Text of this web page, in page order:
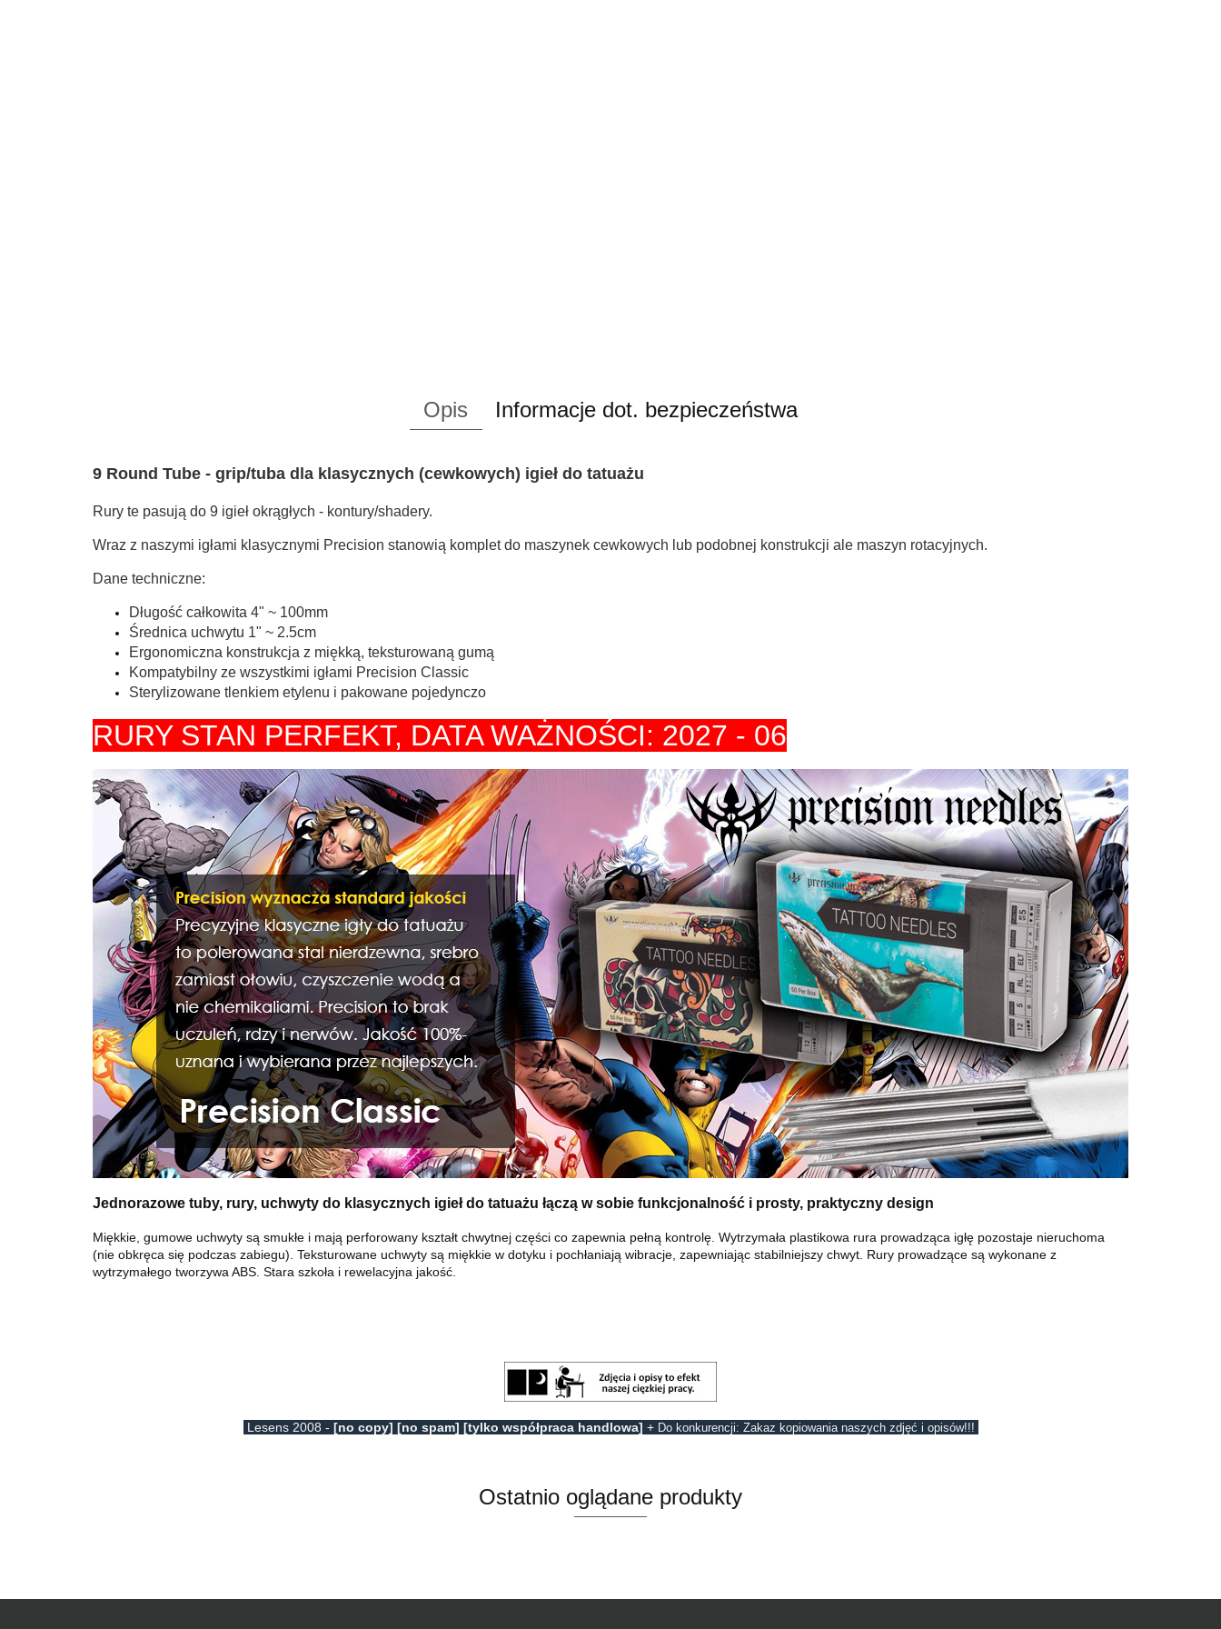
Opis Informacje dot. bezpieczeństwa
9 Round Tube - grip/tuba dla klasycznych (cewkowych) igieł do tatuażu
Rury te pasują do 9 igieł okrągłych - kontury/shadery.
Wraz z naszymi igłami klasycznymi Precision stanowią komplet do maszynek cewkowych lub podobnej konstrukcji ale maszyn rotacyjnych.
Dane techniczne:
Długość całkowita 4" ~ 100mm
Średnica uchwytu 1" ~ 2.5cm
Ergonomiczna konstrukcja z miękką, teksturowaną gumą
Kompatybilny ze wszystkimi igłami Precision Classic
Sterylizowane tlenkiem etylenu i pakowane pojedynczo
RURY STAN PERFEKT, DATA WAŻNOŚCI: 2027 - 06
Jednorazowe tuby, rury, uchwyty do klasycznych igieł do tatuażu łączą w sobie funkcjonalność i prosty, praktyczny design
Miękkie, gumowe uchwyty są smukłe i mają perforowany kształt chwytnej części co zapewnia pełną kontrolę. Wytrzymała plastikowa rura prowadząca igłę pozostaje nieruchoma
(nie obkręca się podczas zabiegu). Teksturowane uchwyty są miękkie w dotyku i pochłaniają wibracje, zapewniając stabilniejszy chwyt. Rury prowadzące są wykonane z
wytrzymałego tworzywa ABS. Stara szkoła i rewelacyjna jakość.
Lesens 2008 - [no copy] [no spam] [tylko współpraca handlowa] + Do konkurencji: Zakaz kopiowania naszych zdjęć i opisów!!!
Ostatnio oglądane produkty